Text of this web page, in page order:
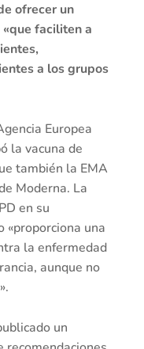
ofrecer un
faciliten a
a los grupos
Europea
la vacuna de
también la EMA
Moderna. La
en su
«proporciona una
la enfermedad
aunque no
un